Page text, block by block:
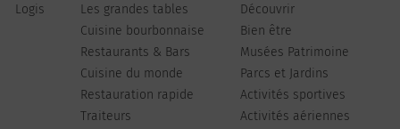
Logis
Les grandes tables
Cuisine bourbonnaise
Restaurants & Bars
Cuisine du monde
Restauration rapide
Traiteurs
Découvrir
Bien être
Musées Patrimoine
Parcs et Jardins
Activités sportives
Activités aériennes